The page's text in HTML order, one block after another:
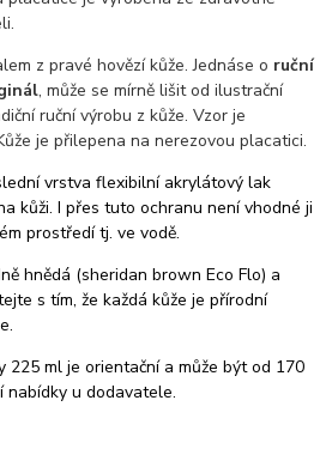
z pravé hovězí kůže. Jednáse o ruční
, může se mírně lišit od ilustrační
ruční výrobu z kůže. Vzor je
je přilepena na nerezovou placatici.
vrstva flexibilní akrylátový lak
kůži. I přes tuto ochranu není vhodné ji
prostředí tj. ve vodě.
hnědá (sheridan brown Eco Flo) a
s tím, že každá kůže je přírodní
225 ml je orientační a může být od 170
u dodavatele.